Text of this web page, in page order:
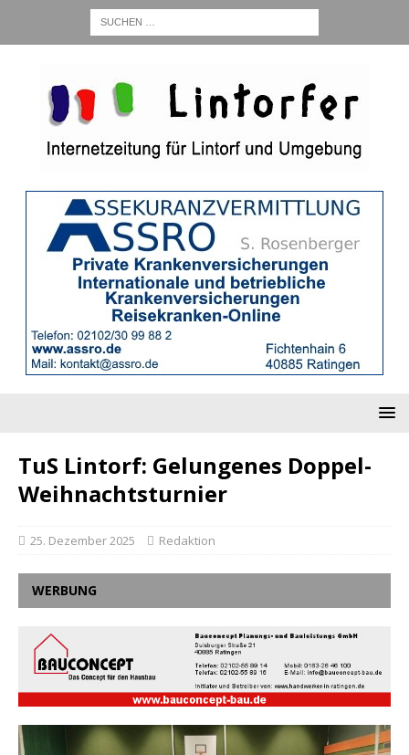
TuS Lintorf: Gelungenes Doppel-
Weihnachtsturnier
25. Dezember 2025 Redaktion
WERBUNG